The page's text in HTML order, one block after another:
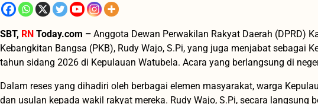
SBT, RN Today.com – Anggota Dewan Perwakilan Rakyat Daerah (DPRD)
Kebangkitan Bangsa (PKB), Rudy Wajo, S.Pi, yang juga menjabat sebagai
tahun sidang 2026 di Kepulauan Watubela. Acara yang berlangsung di
Dalam reses yang dihadiri oleh berbagai elemen masyarakat, warga
dan usulan kepada wakil rakyat mereka. Rudy Wajo, S.Pi, secara